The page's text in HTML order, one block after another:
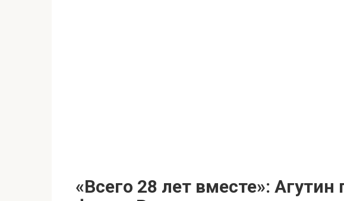
«Всего 28 лет вместе»: Агутин